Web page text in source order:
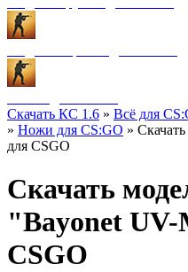
Скачать КС 1.6 » Всё для
» Ножи для CS:GO »
для CSGO
Скачать
"Bayonet
CSGO